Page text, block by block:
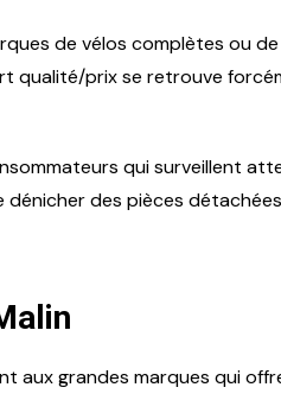
de vélos complètes ou
qualité/prix se retrouve
qui surveillent
dénicher des pièces
aux grandes marques qui